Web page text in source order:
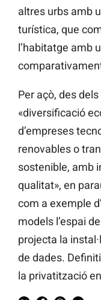
altres urbs amb
turística, que
l’habitatge amb
Per açò, des
«diversificació
d’empreses
renovables o
sostenible, amb
qualitat», en
com a exemple
models l’espai
projecta la
de dades.
la privatització